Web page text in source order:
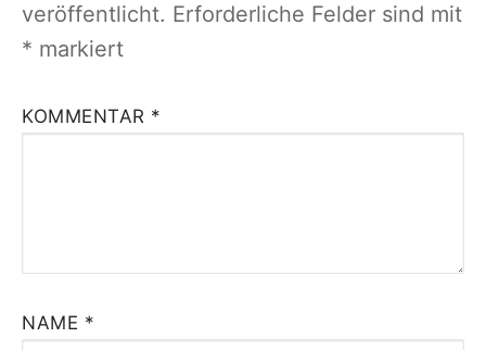
veröffentlicht. Erforderliche Felder sind mit
* markiert
KOMMENTAR *
NAME *